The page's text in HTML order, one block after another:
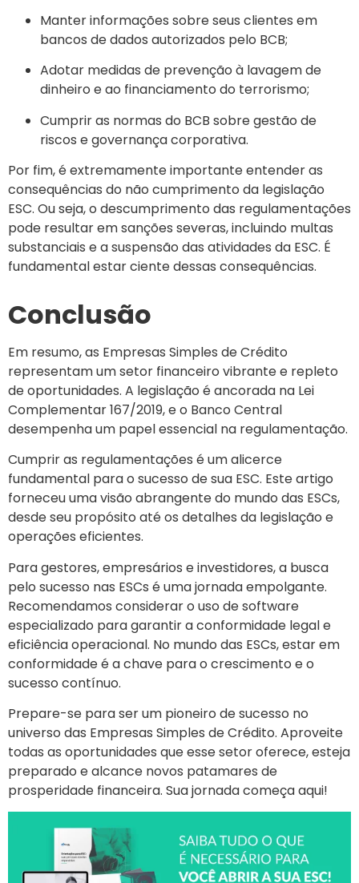
Manter informações sobre seus clientes em
bancos de dados autorizados pelo BCB;
Adotar medidas de prevenção à lavagem de
dinheiro e ao financiamento do terrorismo;
Cumprir as normas do BCB sobre gestão de
riscos e governança corporativa.
Por fim, é extremamente importante entender as
consequências do não cumprimento da legislação
ESC. Ou seja, o descumprimento das regulamentações
pode resultar em sanções severas, incluindo multas
substanciais e a suspensão das atividades da ESC. É
fundamental estar ciente dessas consequências.
Conclusão
Em resumo, as Empresas Simples de Crédito
representam um setor financeiro vibrante e repleto
de oportunidades. A legislação é ancorada na Lei
Complementar 167/2019, e o Banco Central
desempenha um papel essencial na regulamentação.
Cumprir as regulamentações é um alicerce
fundamental para o sucesso de sua ESC. Este artigo
forneceu uma visão abrangente do mundo das ESCs,
desde seu propósito até os detalhes da legislação e
operações eficientes.
Para gestores, empresários e investidores, a busca
pelo sucesso nas ESCs é uma jornada empolgante.
Recomendamos considerar o uso de software
especializado para garantir a conformidade legal e
eficiência operacional. No mundo das ESCs, estar em
conformidade é a chave para o crescimento e o
sucesso contínuo.
Prepare-se para ser um pioneiro de sucesso no
universo das Empresas Simples de Crédito. Aproveite
todas as oportunidades que esse setor oferece, esteja
preparado e alcance novos patamares de
prosperidade financeira. Sua jornada começa aqui!